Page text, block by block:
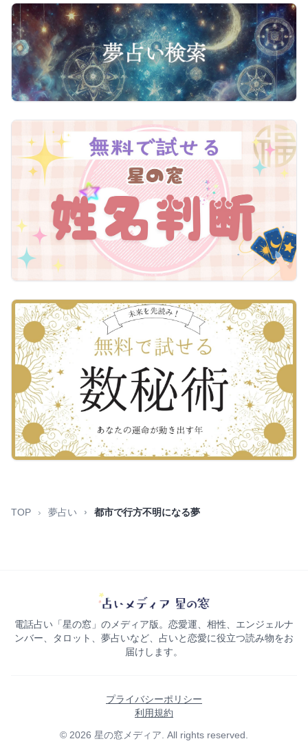
TOP 夢占い 都市で行方不明になる夢
電話占い「星の窓」のメディア版。恋愛運、相性、エンジェルナ
ンバー、タロット、夢占いなど、占いと恋愛に役立つ読み物をお
届けします。
プライバシーポリシー
利用規約
© 2026 星の窓メディア. All rights reserved.